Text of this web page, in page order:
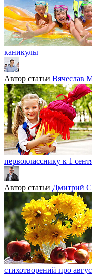
каникулы
Автор статьи Вячеслав
первокласснику к 1
Автор статьи Дмитрий
стихотворений про